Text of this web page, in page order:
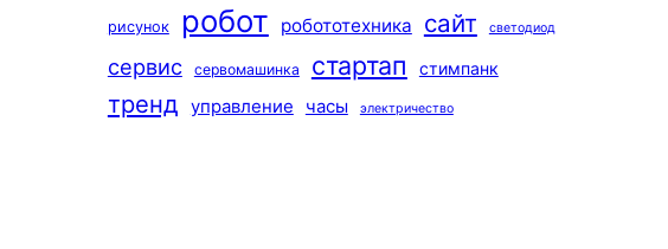
рисунок робот робототехника сайт светодиод
сервис сервомашинка стартап стимпанк
тренд управление часы электричество